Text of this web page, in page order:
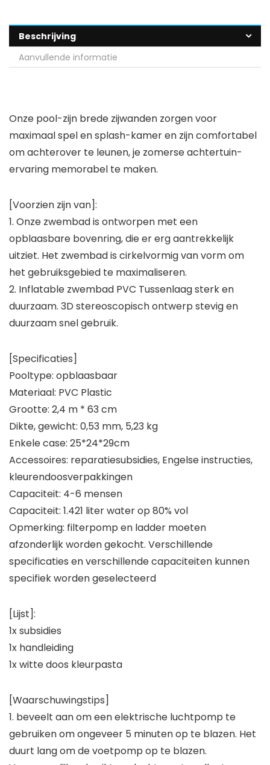
Beschrijving
Aanvullende informatie
Onze pool-zijn brede zijwanden zorgen voor
maximaal spel en splash-kamer en zijn comfortabel
om achterover te leunen, je zomerse achtertuin-
ervaring memorabel te maken.
[Voorzien zijn van]:
1. Onze zwembad is ontworpen met een
opblaasbare bovenring, die er erg aantrekkelijk
uitziet. Het zwembad is cirkelvormig van vorm om
het gebruiksgebied te maximaliseren.
2. Inflatable zwembad PVC Tussenlaag sterk en
duurzaam. 3D stereoscopisch ontwerp stevig en
duurzaam snel gebruik.
[Specificaties]
Pooltype: opblaasbaar
Materiaal: PVC Plastic
Grootte: 2,4 m * 63 cm
Dikte, gewicht: 0,53 mm, 5,23 kg
Enkele case: 25*24*29cm
Accessoires: reparatiesubsidies, Engelse instructies,
kleurendoosverpakkingen
Capaciteit: 4-6 mensen
Capaciteit: 1.421 liter water op 80% vol
Opmerking: filterpomp en ladder moeten
afzonderlijk worden gekocht. Verschillende
specificaties en verschillende capaciteiten kunnen
specifiek worden geselecteerd
[Lijst]:
1x subsidies
1x handleiding
1x witte doos kleurpasta
[Waarschuwingstips]
1. beveelt aan om een ​​elektrische luchtpomp te
gebruiken om ongeveer 5 minuten op te blazen. Het
duurt lang om de voetpomp op te blazen.